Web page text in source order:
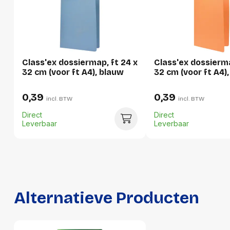
Verpakking
Per stuk
Hoeveelheid:
1 stuk
Gewicht:
44 gram
Class'ex dossiermap, ft 24 x
32 cm (voor ft A4), blauw
0,39 incl. BTW
Direct
Leverbaar
Class'ex
32 cm (voor ft
0,39 incl. BTW
Direct
Leverbaar
Alternatieve Producten